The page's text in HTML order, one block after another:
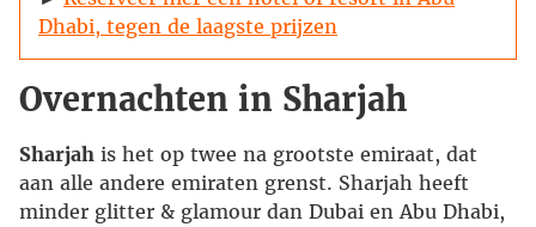
Dhabi, tegen de laagste prijzen
Overnachten in Sharjah
Sharjah is het op twee na grootste emiraat, dat
aan alle andere emiraten grenst. Sharjah heeft
minder glitter & glamour dan Dubai en Abu Dhabi,